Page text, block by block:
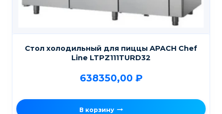
Стол холодильный для пиццы APACH Chef
Line LTPZ111TURD32
638350,00 ₽
В корзину